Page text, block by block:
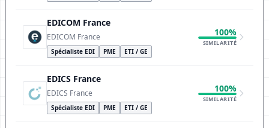
EDICOM France
EDICOM France
Spécialiste EDI PME ETI / GE
100%
SIMILARITÉ
EDICS France
EDICS France
Spécialiste EDI PME ETI / GE
100%
SIMILARITÉ